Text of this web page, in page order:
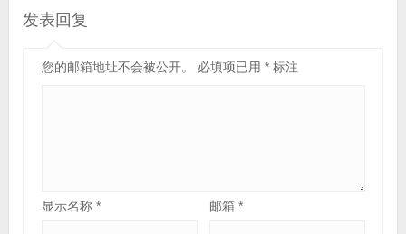
发表回复
您的邮箱地址不会被公开。 必填项已用 *标注
显示名称 * 邮箱*